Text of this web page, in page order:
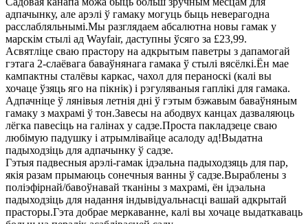
адпачынку, але арэлі ў гамаку могуць быць неверагодна
расслабляльнымі.Мы разглядаем абсалютна новы гамак у
марскім стылі ад Wayfair, даступны ўсяго за £23,99.
Асвятліце сваю прастору на адкрытым паветры з дапамогай
гэтага 2-слаёвага баваўнянага гамака ў стылі вясёлкі.Ён мае
кампактны сталёвы каркас, чахол для пераноскі (калі вы
хочаце ўзяць яго на пікнік) і рэгуляваныя гаплікі для гамака.
Адпачніце ў лянівыя летнія дні ў гэтым бэжавым баваўняным
гамаку з махрамі ў тон.Завесы на абодвух канцах дазваляюць
лёгка павесіць на галінах у садзе.Проста пакладзеце сваю
любімую падушку і атрымлівайце асалоду ад!Выдатна
падыходзіць для адпачынку ў садзе.
Гэтыя падвесныя арэлі-гамак ідэальна падыходзяць для пар,
якія разам прымаюць сонечныя ванны ў садзе.Выраблены з
поліэфірнай/бавоўнавай тканіны з махрамі, ён ідэальна
падыходзіць для надання індывідуальнасці вашай адкрытай
прасторы.Гэта добрае меркаванне, калі вы хочаце выдаткаваць